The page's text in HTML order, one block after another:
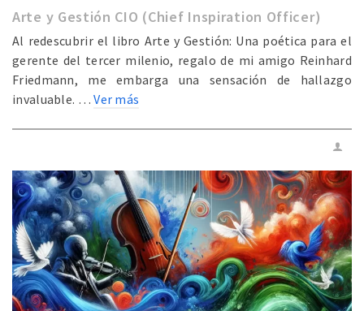
Arte y Gestión CIO (Chief Inspiration Officer)
Al redescubrir el libro Arte y Gestión: Una poética para el
gerente del tercer milenio, regalo de mi amigo Reinhard
Friedmann, me embarga una sensación de hallazgo
invaluable. …Ver más